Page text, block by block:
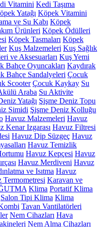
Vitamini Kedi Taşıma
Yatağı Köpek Vitamini
ve Su Kabı Köpek
Ürünleri Köpek Ödülleri
Köpek Tasmaları Köpek
Kuş Malzemeleri Kuş Sağlık
ve Aksesuarları Kuş Yemi
Bahçe Oyuncakları Kaydırak
Bahçe Sandalyeleri Çocuk
Scooter Çocuk Kaykay Su
Araba Su Aktivite
Yatağı Şişme Deniz Topu
Simidi Şişme Deniz Kolluğu
Havuz Malzemeleri Havuz
Kenar Izgarası Havuz Filtresi
Havuz Dip Süzgeç Havuz
Havuz Temizlik
Havuz Kepçesi Havuz
Havuz Merdiveni Havuz
ve Isıtma Havuz
Termometresi Karavan ve
Klima Portatif Klima
Salon Tipi Klima Klima
Tavan Vantilatörleri
Nem Cihazları Hava
Nem Alma Cihazları